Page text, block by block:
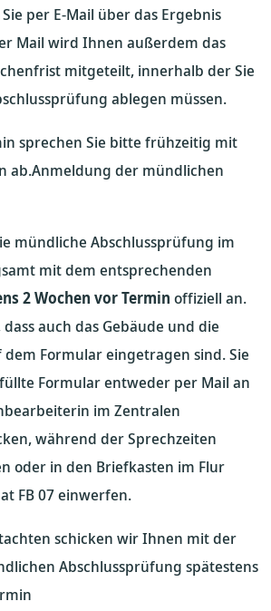
per E-Mail über das Ergebnis
Mail wird Ihnen außerdem das
mitgeteilt, innerhalb der Sie
ablegen müssen.
sprechen Sie bitte frühzeitig mit
ab.Anmeldung der mündlichen
mündliche Abschlussprüfung im
mit dem entsprechenden
2 Wochen vor Termin offiziell an.
auch das Gebäude und die
Formular eingetragen sind. Sie
Formular entweder per Mail an
im Zentralen
während der Sprechzeiten
oder in den Briefkasten im Flur
FB 07 einwerfen.
schicken wir Ihnen mit der
Abschlussprüfung spätestens